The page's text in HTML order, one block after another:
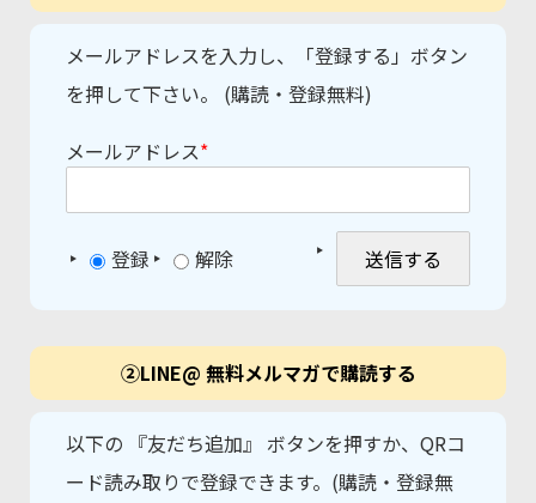
メールアドレスを入力し、「登録する」ボタン
を押して下さい。 (購読・登録無料)
メールアドレス*
登録 解除
②LINE@ 無料メルマガで購読する
以下の 『友だち追加』 ボタンを押すか、QRコ
ード読み取りで登録できます。(購読・登録無